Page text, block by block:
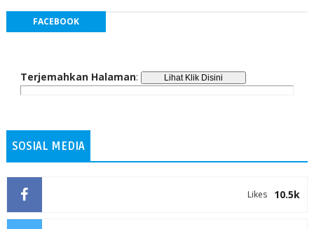
FACEBOOK
Terjemahkan Halaman:
SOSIAL MEDIA
10.5k
Likes